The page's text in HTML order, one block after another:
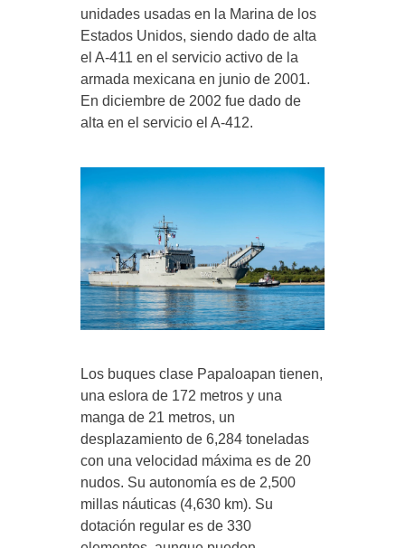
unidades usadas en la Marina de los
Estados Unidos, siendo dado de alta
el A-411 en el servicio activo de la
armada mexicana en junio de 2001.
En diciembre de 2002 fue dado de
alta en el servicio el A-412.
Los buques clase Papaloapan tienen,
una eslora de 172 metros y una
manga de 21 metros, un
desplazamiento de 6,284 toneladas
con una velocidad máxima es de 20
nudos. Su autonomía es de 2,500
millas náuticas (4,630 km). Su
dotación regular es de 330